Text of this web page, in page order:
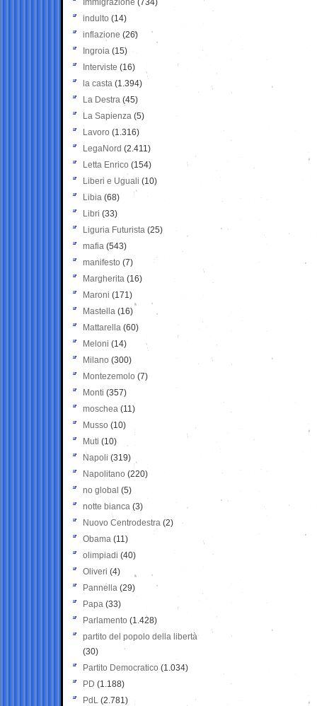
Immigrazione (734)
indulto (14)
inflazione (26)
Ingroia (15)
Interviste (16)
la casta (1.394)
La Destra (45)
La Sapienza (5)
Lavoro (1.316)
LegaNord (2.411)
Letta Enrico (154)
Liberi e Uguali (10)
Libia (68)
Libri (33)
Liguria Futurista (25)
mafia (543)
manifesto (7)
Margherita (16)
Maroni (171)
Mastella (16)
Mattarella (60)
Meloni (14)
Milano (300)
Montezemolo (7)
Monti (357)
moschea (11)
Musso (10)
Muti (10)
Napoli (319)
Napolitano (220)
no global (5)
notte bianca (3)
Nuovo Centrodestra (2)
Obama (11)
olimpiadi (40)
Oliveri (4)
Pannella (29)
Papa (33)
Parlamento (1.428)
partito del popolo della libertà
(30)
Partito Democratico (1.034)
PD (1.188)
PdL (2.781)